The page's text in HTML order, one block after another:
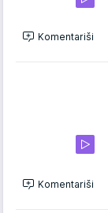
Komentariši
Komentariši